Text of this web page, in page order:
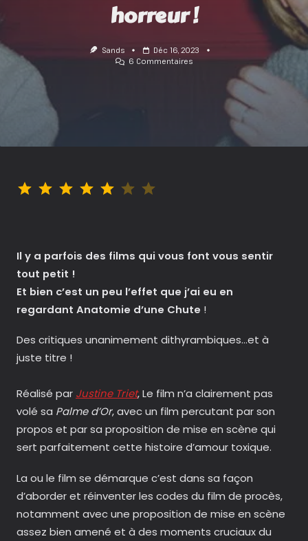
horreur !
Sands
Déc 16, 2023
6 CommentairesSur
Il y a parfois des films qui vous font vous sentir
tout petit !
Et bien c’est un peu l’effet que j’ai eu en
regardant Anatomie d’une Chute !
Des critiques unanimement dithyrambiques…et à
juste titre !
Réalisé par Justine Triet, Le film n’a clairement pas
volé sa Palme d’Or, avec un film percutant par son
propos et par sa proposition de mise en scène qui
sert parfaitement cette histoire d’amour toxique.
La ou le film se démarque c’est dans sa façon
d’aborder et réinventer les codes du film de procès,
notamment avec une proposition de mise en scène
assez bien amené et à des moments cruciaux du